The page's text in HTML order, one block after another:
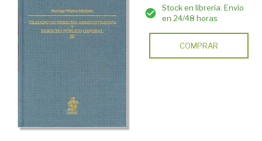
Stock en librería. Envío
en 24/48 horas
COMPRAR